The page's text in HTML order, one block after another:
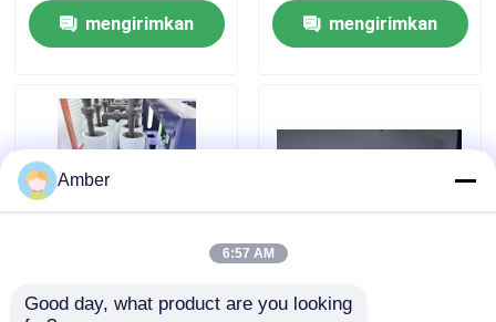
Kontrol kualitas
Hubungi kami
Berita
Permintaan Penawaran
mengirimkan
mengirimkan
XYM Anti polusi
XYM Anti Pollution
Amber
6:57 AM
Good day, what product are you looking